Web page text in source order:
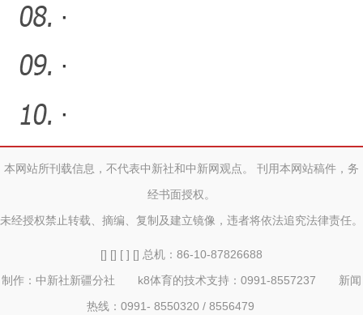
·
·
·
本网站所刊载信息，不代表中新社和中新网观点。 刊用本网站稿件，务
经书面授权。
未经授权禁止转载、摘编、复制及建立镜像，违者将依法追究法律责任。
[] [] [ ] [] 总机：86-10-87826688
制作：中新社新疆分社 k8体育的技术支持：0991-8557237 新闻
热线：0991- 8550320 / 8556479